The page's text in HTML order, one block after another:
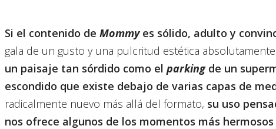
Si el contenido de Mommy es sólido, adulto y
gala de un gusto y una pulcritud estética
un paisaje tan sórdido como el parkingde un
escondido que existe debajo de varias capas de
radicalmente nuevo más allá del formato, su uso
nos ofrece algunos de los momentos más